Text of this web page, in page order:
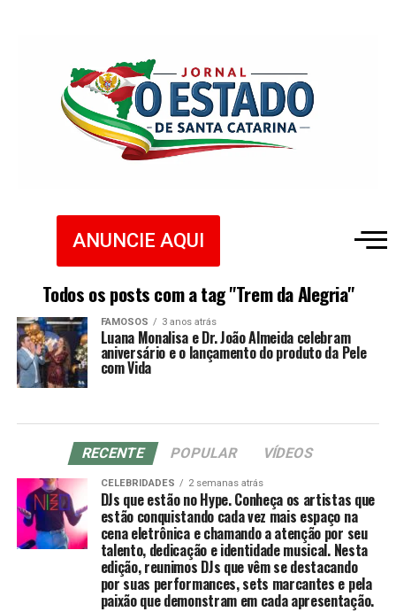
ANUNCIE AQUI
Todos os posts com a tag "Trem da Alegria"
FAMOSOS 3 anos atrás
Luana Monalisa e Dr. João Almeida celebram
aniversário e o lançamento do produto da Pele
com Vida
RECENTE POPULAR VÍDEOS
CELEBRIDADES 2 semanas atrás
DJs que estão no Hype. Conheça os artistas que
estão conquistando cada vez mais espaço na
cena eletrônica e chamando a atenção por seu
talento, dedicação e identidade musical. Nesta
edição, reunimos DJs que vêm se destacando
por suas performances, sets marcantes e pela
paixão que demonstram em cada apresentação.